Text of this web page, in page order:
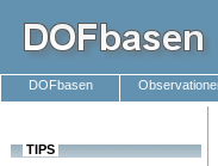
DOFbasen
TIPS